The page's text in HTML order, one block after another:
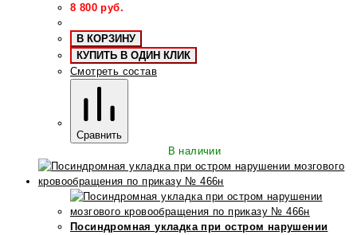
8 800 руб.
В КОРЗИНУ
КУПИТЬ В ОДИН КЛИК
Смотреть состав
Сравнить
В наличии
Посиндромная укладка при остром нарушении